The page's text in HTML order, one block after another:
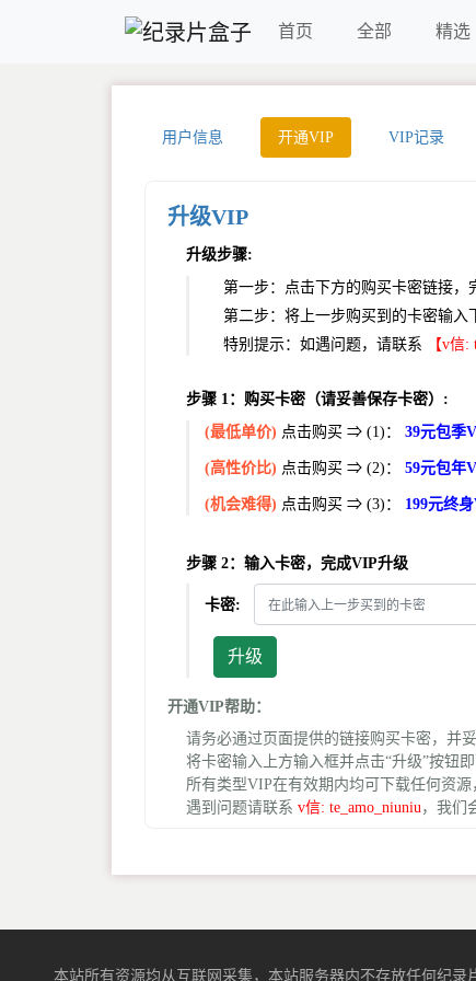
首页 全部 精选
用户信息 开通VIP VIP记录
升级VIP
升级步骤:
第一步：点击下方的购买卡密链接，
第二步：将上一步购买到的卡密输入
特别提示：如遇问题，请联系
【v信:
步骤 1：购买卡密（请妥善保存卡密）:
(最低单价) 点击购买 ⇒ (1)： 39元包季
(高性价比) 点击购买 ⇒ (2)： 59元包年
(机会难得) 点击购买 ⇒ (3)： 199元终
步骤 2：输入卡密，完成VIP升级
卡密:
升级
开通VIP帮助：
请务必通过页面提供的链接购买卡密，并妥
将卡密输入上方输入框并点击“升级”按钮即
所有类型VIP在有效期内均可下载任何资源
遇到问题请联系 v信: te_amo_niuniu ，我们
本站所有资源均从互联网采集，本站服务器内不存放任何纪